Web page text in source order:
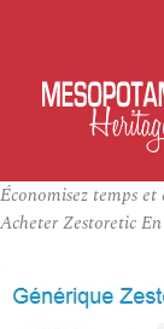
Économisez temps
Acheter Zestoretic